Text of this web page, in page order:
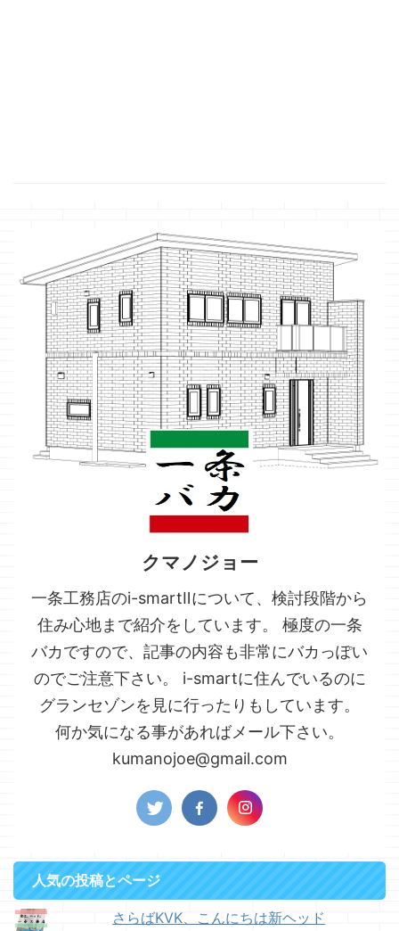
クマノジョー
一条工務店のi-smartⅡについて、検討段階から
住み心地まで紹介をしています。 極度の一条
バカですので、記事の内容も非常にバカっぽい
のでご注意下さい。 i-smartに住んでいるのに
グランセゾンを見に行ったりもしています。
何か気になる事があればメール下さい。
kumanojoe@gmail.com
人気の投稿とページ
さらばKVK、こんにちは新ヘッド